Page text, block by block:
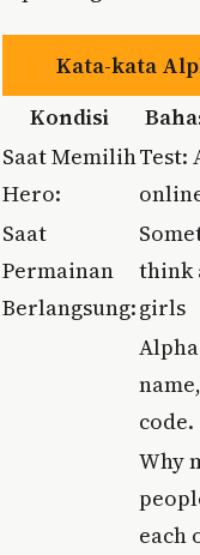
Kata-kata
Kondisi
Saat Memilih
Hero:
Test:
Saat
Permainan
Berlangsung:
think
girls
code.
Why
each